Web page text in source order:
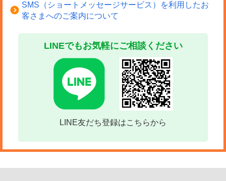
SMS（ショートメッセージサービス）を利用したお
客さまへのご案内について
LINEでもお気軽にご相談ください
LINE友だち登録はこちらから